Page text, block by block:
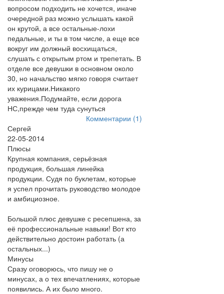
вопросом подходить не хочется, иначе
очередной раз можно услышать какой
он крутой, а все остальные-лохи
педальные, и ты в том числе, а еще все
вокруг им должный восхищаться,
слушать с открытым ртом и трепетать. В
отделе все девушки в основном около
30, но начальство мягко говоря считает
их курицами.Никакого
уважения.Подумайте, если дорога
НС,прежде чем туда сунуться
Комментарии (1)
Сергей
22-05-2014
Плюсы
Крупная компания, серьёзная
продукция, большая линейка
продукции. Судя по буклетам, которые
я успел прочитать руководство молодое
и амбициозное.
Большой плюс девушке с ресепшена, за
её профессиональные навыки! Вот кто
действительно достоин работать (а
остальных...)
Минусы
Сразу оговорюсь, что пишу не о
минусах, а о тех впечатлениях, которые
появились. А их было много.